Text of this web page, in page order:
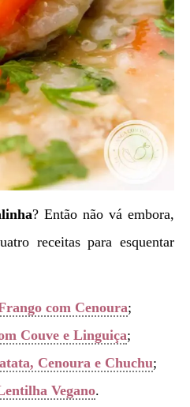
? Então não vá embora,
receitas para esquentar
com Cenoura;
Couve e Linguiça;
Cenoura e Chuchu;
Vegano.